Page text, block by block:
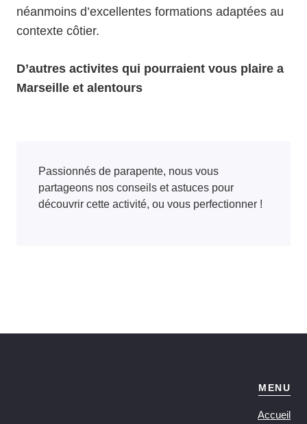
néanmoins d’excellentes formations adaptées au
contexte côtier.
D’autres activites qui pourraient vous plaire a
Marseille et alentours
Passionnés de parapente, nous vous
partageons nos conseils et astuces pour
découvrir cette activité, ou vous perfectionner !
MENU
Accueil